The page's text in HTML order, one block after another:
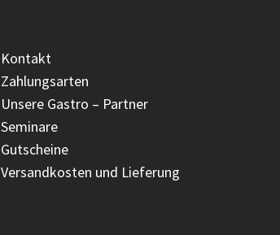
Kontakt
Zahlungsarten
Unsere Gastro – Partner
Seminare
Gutscheine
Versandkosten und Lieferung